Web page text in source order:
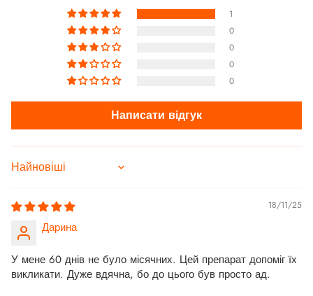
1
0
0
0
0
Написати відгук
Sort by
18/11/25
Дарина
У мене 60 днів не було місячних. Цей препарат допоміг їх
викликати. Дуже вдячна, бо до цього був просто ад.